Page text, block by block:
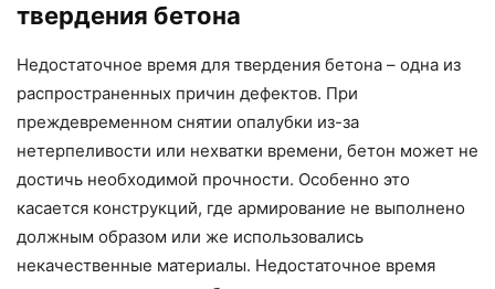
твердения бетона
Недостаточное время для твердения бетона – одна из
распространенных причин дефектов. При
преждевременном снятии опалубки из-за
нетерпеливости или нехватки времени, бетон может не
достичь необходимой прочности. Особенно это
касается конструкций, где армирование не выполнено
должным образом или же использовались
некачественные материалы. Недостаточное время